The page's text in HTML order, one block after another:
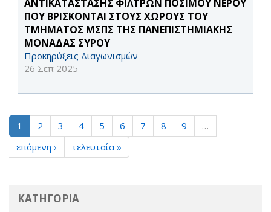
ΑΝΤΙΚΑΤΑΣΤΑΣΗΣ ΦΙΛΤΡΩΝ ΠΟΣΙΜΟΥ ΝΕΡΟΥ
ΠΟΥ ΒΡΙΣΚΟΝΤΑΙ ΣΤΟΥΣ ΧΩΡΟΥΣ ΤΟΥ
ΤΜΗΜΑΤΟΣ ΜΣΠΣ ΤΗΣ ΠΑΝΕΠΙΣΤΗΜΙΑΚΗΣ
ΜΟΝΑΔΑΣ ΣΥΡΟΥ
Προκηρύξεις Διαγωνισμών
26 Σεπ 2025
1 2 3 4 5 6 7 8 9
…
επόμενη ›
τελευταία »
ΚΑΤΗΓΟΡΙΑ